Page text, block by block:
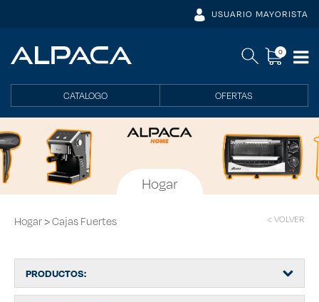
USUARIO MAYORISTA
0
CATALOGO OFERTAS
Hogar
Hogar>Cajas Fuertes < VOLVER
PRODUCTOS: